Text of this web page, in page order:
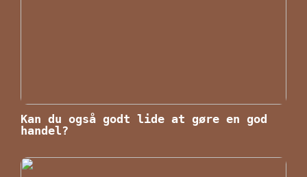
Kan du også godt lide at gøre en god
handel?